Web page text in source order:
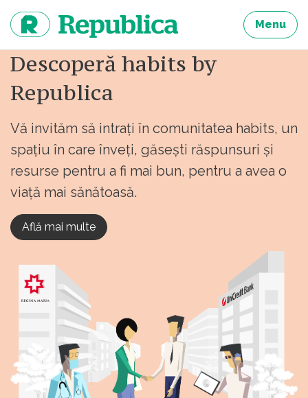
continut
Menu
Descoperă habits by
Republica
Vă invităm să intrați în comunitatea habits, un
spațiu în care înveți, găsești răspunsuri și
resurse pentru a fi mai bun, pentru a avea o
viață mai sănătoasă.
Află mai multe